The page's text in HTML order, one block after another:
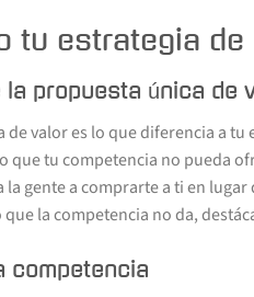
tu estrategia
la propuesta única de
de valor es lo que diferencia a
que tu competencia no pueda
la gente a comprarte a ti en
la competencia no da,
competencia